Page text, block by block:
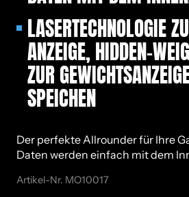
LA­SER­TECH­NO­LO­GIE
AN­ZEI­GE, HI­D­DEN-
ZUR
SPEI­CHEN
Der perfekte Allrounder für Ihre
Daten werden einfach mit dem
Artikel-Nr. MO10017